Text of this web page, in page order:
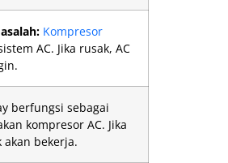
Kompresor
AC. Jika rusak, AC
berfungsi sebagai
kompresor AC. Jika
akan bekerja.